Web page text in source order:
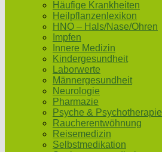
Häufige Krankheiten
Heilpflanzenlexikon
HNO – Hals/Nase/Ohren
Impfen
Innere Medizin
Kindergesundheit
Laborwerte
Männergesundheit
Neurologie
Pharmazie
Psyche & Psychotherapie
Raucherentwöhnung
Reisemedizin
Selbstmedikation